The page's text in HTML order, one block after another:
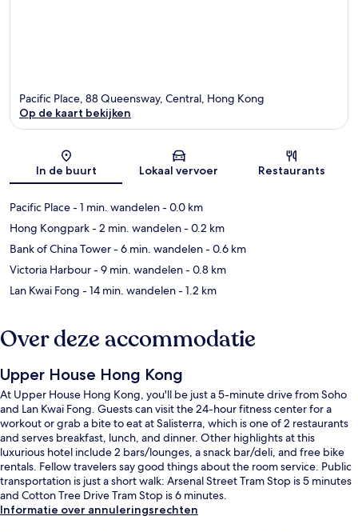
Kaart
Pacific Place, 88 Queensway, Central, Hong Kong
Op de kaart bekijken
In de buurt Lokaal vervoer Restaurants
Pacific Place- 1 min. wandelen- 0.0 km
Hong Kongpark- 2 min. wandelen- 0.2 km
Bank of China Tower- 6 min. wandelen- 0.6 km
Victoria Harbour- 9 min. wandelen- 0.8 km
Lan Kwai Fong - 14 min. wandelen- 1.2 km
Over deze accommodatie
Upper House Hong Kong
At Upper House Hong Kong, you'll be just a 5-minute drive from Soho
and Lan Kwai Fong. Guests can visit the 24-hour fitness center for a
workout or grab a bite to eat at Salisterra, which is one of 2 restaurants
and serves breakfast, lunch, and dinner. Other highlights at this
luxurious hotel include 2 bars/lounges, a snack bar/deli, and free bike
rentals. Fellow travelers say good things about the room service. Public
transportation is just a short walk: Arsenal Street Tram Stop is 5 minutes
and Cotton Tree Drive Tram Stop is 6 minutes.
Informatie over annuleringsrechten